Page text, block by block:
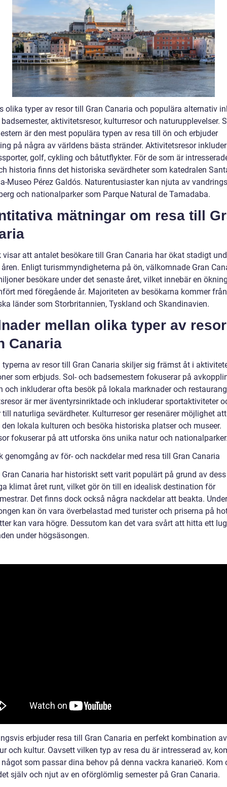
olika typer av resor till Gran Canaria och populära alternativ
aktivitetsresor, kulturresor och naturupplevelser.
är den mest populära typen av resa till ön och erbjuder
på några av världens bästa stränder. Aktivitetsresor
golf, cykling och båtutflykter. För de som är
historia finns det historiska sevärdheter som katedralen
Museo Pérez Galdós. Naturentusiaster kan njuta av
och nationalparker som Parque Natural de Tamadaba.
mätningar om resa till
att antalet besökare till Gran Canaria har ökat stadigt
Enligt turismmyndigheterna på ön, välkomnade Gran
besökare under det senaste året, vilket innebär en
med föregående år. Majoriteten av besökarna kommer från
länder som Storbritannien, Tyskland och Skandinavien.
mellan olika typer av
Canaria
typerna av resor till Gran Canaria skiljer sig främst åt i
som erbjuds. Sol- och badsemestern fokuserar på
och inkluderar ofta besök på lokala marknader och
är mer äventyrsinriktade och inkluderar sportaktiviteter
naturliga sevärdheter. Kulturresor ger resenärer möjlighet att
lokala kulturen och besöka historiska platser och museer.
fokuserar på att utforska öns unika natur och
genomgång av för- och nackdelar med resa till Gran Canaria
Gran Canaria har historiskt sett varit populärt på grund av dess
klimat året runt, vilket gör ön till en idealisk destination för
Det finns dock också några nackdelar att beakta. Under
kan ön vara överbelastad med turister och priserna på
kan vara högre. Dessutom kan det vara svårt att hitta ett
under högsäsongen.
erbjuder resa till Gran Canaria en perfekt kombination
och kultur. Oavsett vilken typ av resa du är intresserad av,
som passar dina behov på denna vackra kanarieö. Kom
själv och njut av en oförglömlig semester på Gran Canaria.